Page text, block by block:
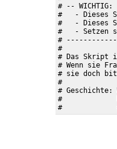
# --
#   - Dieses
#   - Dieses
#   - Setzen
#
#
# Das Skript
# Wenn sie
# sie doch
#
# Geschichte:
#